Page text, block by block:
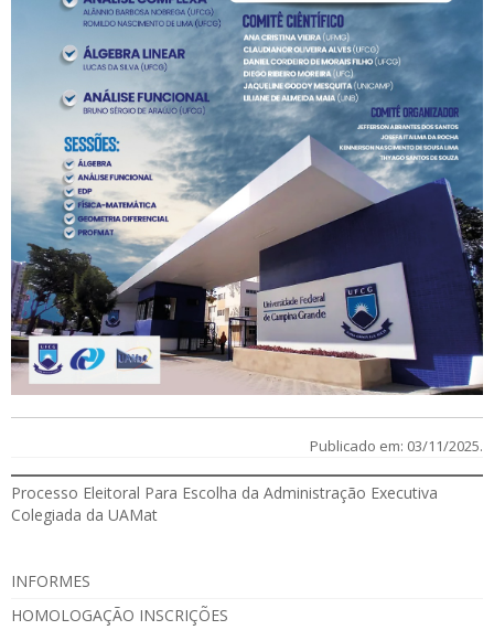
Publicado em: 03/11/2025.
Processo Eleitoral Para Escolha da Administração Executiva
Colegiada da UAMat
INFORMES
HOMOLOGAÇÃO INSCRIÇÕES